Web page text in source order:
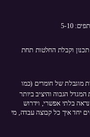
וקבלת החלטות תחת
מוגבלת של חומרים (כמו
הגבוה והיציב ביותר
בלתי אפשרי, וידרוש
יחד איך כל קבוצה עבדה, מי